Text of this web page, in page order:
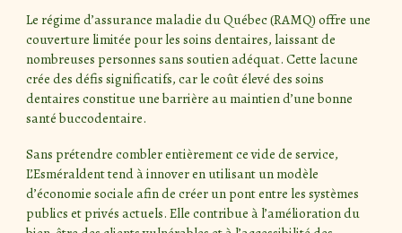
Le régime d’assurance maladie du Québec (RAMQ) offre une
couverture limitée pour les soins dentaires, laissant de
nombreuses personnes sans soutien adéquat. Cette lacune
crée des défis significatifs, car le coût élevé des soins
dentaires constitue une barrière au maintien d’une bonne
santé buccodentaire.
Sans prétendre combler entièrement ce vide de service,
L’Esméraldent tend à innover en utilisant un modèle
d’économie sociale afin de créer un pont entre les systèmes
publics et privés actuels. Elle contribue à l’amélioration du